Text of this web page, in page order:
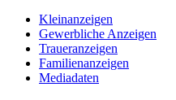
Kleinanzeigen
Gewerbliche Anzeigen
Traueranzeigen
Familienanzeigen
Mediadaten